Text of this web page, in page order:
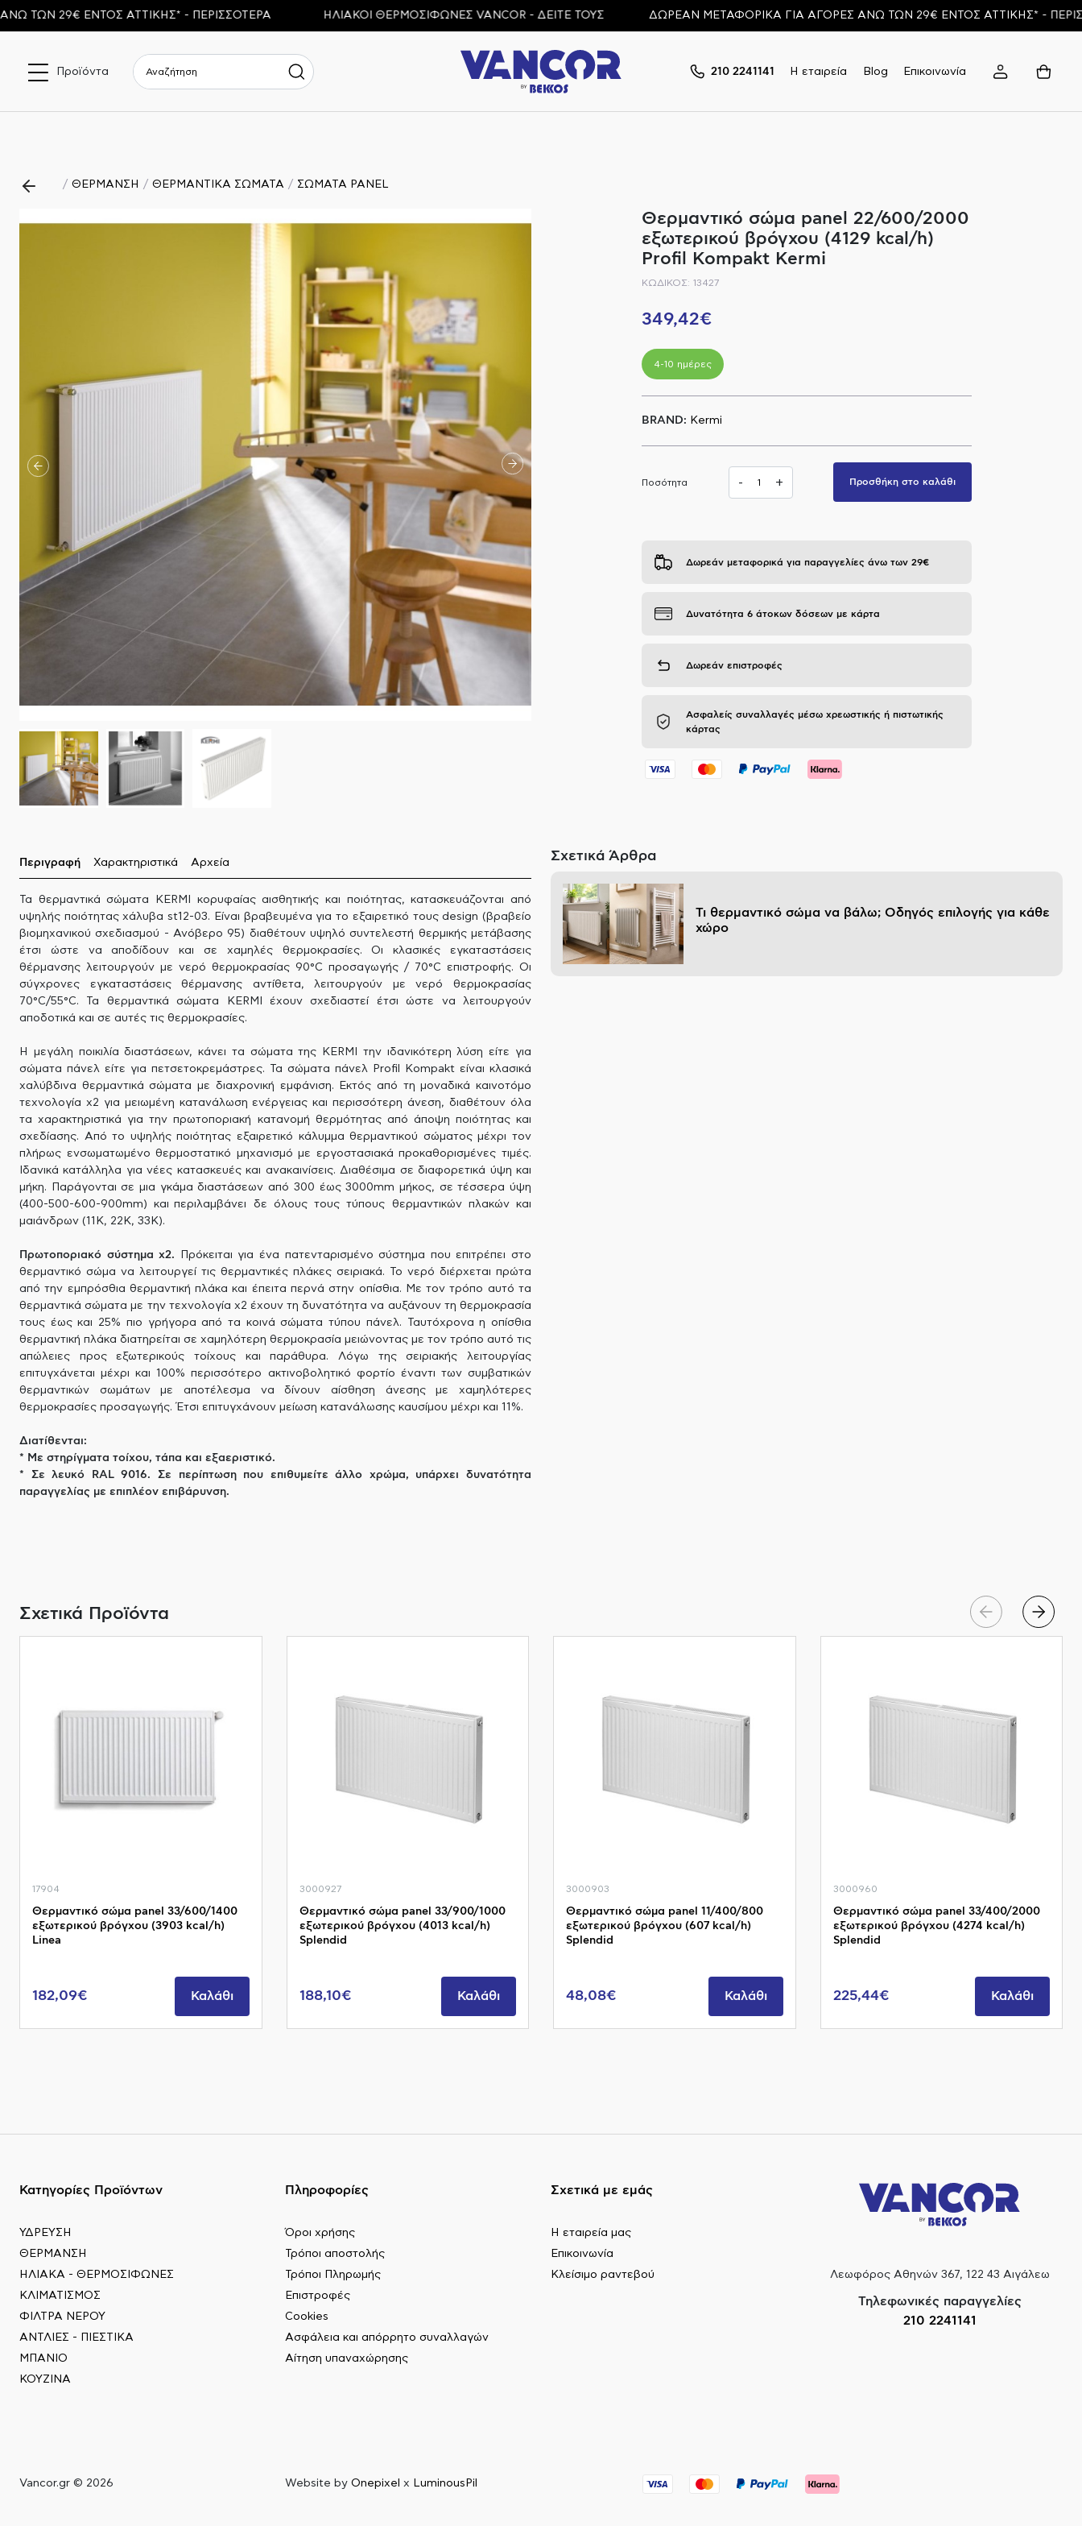
29€ ΕΝΤΟΣ ΑΤΤΙΚΗΣ* - ΠΕΡΙΣΣΟΤΕΡΑ ΗΛΙΑΚΟΙ ΘΕΡΜΟΣΙΦΩΝΕΣ VANCOR - ΔΕΙΤΕ ΤΟΥΣ ΔΩΡΕΑΝ ΜΕΤΑΦΟΡΙΚΑ ΓΙΑ ΑΓΟΡΕΣ ΑΝΩ ΤΩΝ 29€ ΕΝΤΟΣ ΑΤΤΙΚΗΣ* -
Προϊόντα 210 2241141 Η εταιρεία Blog Επικοινωνία
ΘΕΡΜΑΝΣΗ ΘΕΡΜΑΝΤΙΚΑ ΣΩΜΑΤΑ ΣΩΜΑΤΑ PANEL
Θερμαντικό σώμα panel 22/600/2000
εξωτερικού βρόγχου (4129 kcal/h)
Profil Kompakt Kermi
ΚΩΔΙΚΟΣ: 13427
349,42€
4-10 ημέρες
BRAND: Kermi
Ποσότητα - + Προσθήκη στο καλάθι
Δωρεάν μεταφορικά για παραγγελίες άνω των 29€
Δυνατότητα 6 άτοκων δόσεων με κάρτα
Δωρεάν επιστροφές
Ασφαλείς συναλλαγές μέσω χρεωστικής ή πιστωτικής
κάρτας
Περιγραφή Χαρακτηριστικά Αρχεία
Τα θερμαντικά σώματα KERMI κορυφαίας αισθητικής και ποιότητας, κατασκευάζονται από
υψηλής ποιότητας χάλυβα st12-03. Είναι βραβευμένα για το εξαιρετικό τους design (βραβείο
βιομηχανικού σχεδιασμού - Ανόβερο 95) διαθέτουν υψηλό συντελεστή θερμικής μετάβασης
έτσι ώστε να αποδίδουν και σε χαμηλές θερμοκρασίες. Οι κλασικές εγκαταστάσεις
θέρμανσης λειτουργούν με νερό θερμοκρασίας 90°C προσαγωγής / 70°C επιστροφής. Οι
σύγχρονες εγκαταστάσεις θέρμανσης αντίθετα, λειτουργούν με νερό θερμοκρασίας
70°C/55°C. Τα θερμαντικά σώματα KERMI έχουν σχεδιαστεί έτσι ώστε να λειτουργούν
αποδοτικά και σε αυτές τις θερμοκρασίες.
Η μεγάλη ποικιλία διαστάσεων, κάνει τα σώματα της KERMI την ιδανικότερη λύση είτε για
σώματα πάνελ είτε για πετσετοκρεμάστρες. Τα σώματα πάνελ Profil Kompakt είναι κλασικά
χαλύβδινα θερμαντικά σώματα με διαχρονική εμφάνιση. Εκτός από τη μοναδικά καινοτόμο
τεχνολογία x2 για μειωμένη κατανάλωση ενέργειας και περισσότερη άνεση, διαθέτουν όλα
τα χαρακτηριστικά για την πρωτοποριακή κατανομή θερμότητας από άποψη ποιότητας και
σχεδίασης. Από το υψηλής ποιότητας εξαιρετικό κάλυμμα θερμαντικού σώματος μέχρι τον
πλήρως ενσωματωμένο θερμοστατικό μηχανισμό με εργοστασιακά προκαθορισμένες τιμές.
Ιδανικά κατάλληλα για νέες κατασκευές και ανακαινίσεις. Διαθέσιμα σε διαφορετικά ύψη και
μήκη. Παράγονται σε μια γκάμα διαστάσεων από 300 έως 3000mm μήκος, σε τέσσερα ύψη
(400-500-600-900mm) και περιλαμβάνει δε όλους τους τύπους θερμαντικών πλακών και
μαιάνδρων (11Κ, 22Κ, 33Κ).
Πρωτοποριακό σύστημα x2. Πρόκειται για ένα πατενταρισμένο σύστημα που επιτρέπει στο
θερμαντικό σώμα να λειτουργεί τις θερμαντικές πλάκες σειριακά. Το νερό διέρχεται πρώτα
από την εμπρόσθια θερμαντική πλάκα και έπειτα περνά στην οπίσθια. Με τον τρόπο αυτό τα
θερμαντικά σώματα με την τεχνολογία x2 έχουν τη δυνατότητα να αυξάνουν τη θερμοκρασία
τους έως και 25% πιο γρήγορα από τα κοινά σώματα τύπου πάνελ. Ταυτόχρονα η οπίσθια
θερμαντική πλάκα διατηρείται σε χαμηλότερη θερμοκρασία μειώνοντας με τον τρόπο αυτό τις
απώλειες προς εξωτερικούς τοίχους και παράθυρα. Λόγω της σειριακής λειτουργίας
επιτυγχάνεται μέχρι και 100% περισσότερο ακτινοβολητικό φορτίο έναντι των συμβατικών
θερμαντικών σωμάτων με αποτέλεσμα να δίνουν αίσθηση άνεσης με χαμηλότερες
θερμοκρασίες προσαγωγής. Έτσι επιτυγχάνουν μείωση κατανάλωσης καυσίμου μέχρι και 11%.
Διατίθενται:
* Με στηρίγματα τοίχου, τάπα και εξαεριστικό.
* Σε λευκό RAL 9016. Σε περίπτωση που επιθυμείτε άλλο χρώμα, υπάρχει δυνατότητα
παραγγελίας με επιπλέον επιβάρυνση.
Σχετικά Άρθρα
Τι θερμαντικό σώμα να βάλω; Οδηγός επιλογής για κάθε
χώρο
Σχετικά Προϊόντα
17904
Θερμαντικό σώμα panel 33/600/1400
εξωτερικού βρόγχου (3903 kcal/h)
Linea
182,09€ Καλάθι
3000927
Θερμαντικό σώμα panel 33/900/1000
εξωτερικού βρόγχου (4013 kcal/h)
Splendid
188,10€ Καλάθι
3000903
Θερμαντικό σώμα panel 11/400/800
εξωτερικού βρόγχου (607 kcal/h)
Splendid
48,08€ Καλάθι
3000960
Θερμαντικό σώμα panel 33/400/2000
εξωτερικού βρόγχου (4274 kcal/h)
Splendid
225,44€ Καλάθι
Κατηγορίες Προϊόντων
ΥΔΡΕΥΣΗ
ΘΕΡΜΑΝΣΗ
ΗΛΙΑΚΑ - ΘΕΡΜΟΣΙΦΩΝΕΣ
ΚΛΙΜΑΤΙΣΜΟΣ
ΦΙΛΤΡΑ ΝΕΡΟΥ
ΑΝΤΛΙΕΣ - ΠΙΕΣΤΙΚΑ
ΜΠΑΝΙΟ
ΚΟΥΖΙΝΑ
Πληροφορίες
Όροι χρήσης
Τρόποι αποστολής
Τρόποι Πληρωμής
Επιστροφές
Cookies
Ασφάλεια και απόρρητο συναλλαγών
Αίτηση υπαναχώρησης
Σχετικά με εμάς
Η εταιρεία μας
Επικοινωνία
Κλείσιμο ραντεβού
Λεωφόρος Αθηνών 367, 122 43 Αιγάλεω
Τηλεφωνικές παραγγελίες
210 2241141
Vancor.gr © 2026 Website by Onepixel x LuminousPil